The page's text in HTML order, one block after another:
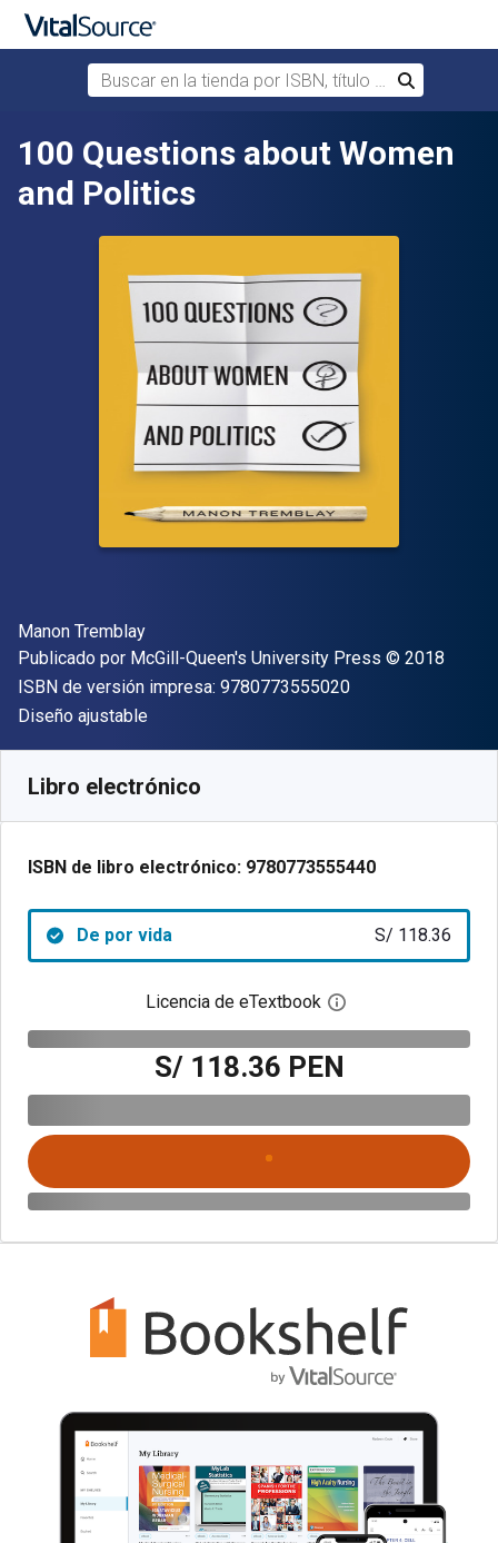
Saltar al contenido principal
Buscar en la tienda por ISBN, título o autor
Buscar
100 Questions about Women
and Politics
Autor(es)
Manon Tremblay
Editor
Publicado por McGill-Queen's University Press Copyright
© 2018
ISBN de versión impresa: 9780773555020"ISBN-13
Formato
Diseño ajustable
Libro electrónico
ISBN de libro electrónico: 9780773555440
De por vida S/ 118.36
Licencia de eTextbook Abre el cuadro de
S/ 118.36 PEN